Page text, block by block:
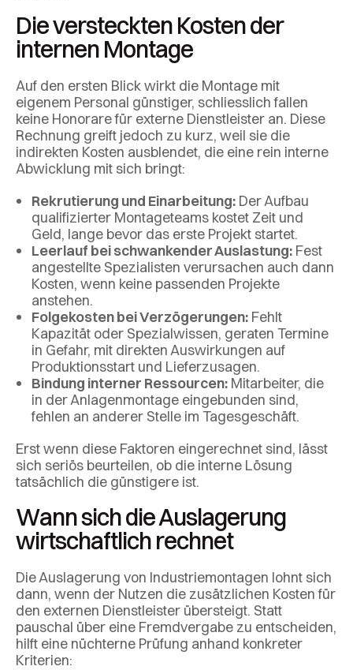
Die versteckten Kosten der
internen Montage
Auf den ersten Blick wirkt die Montage mit
eigenem Personal günstiger, schliesslich fallen
keine Honorare für externe Dienstleister an. Diese
Rechnung greift jedoch zu kurz, weil sie die
indirekten Kosten ausblendet, die eine rein interne
Abwicklung mit sich bringt:
Rekrutierung und Einarbeitung: Der Aufbau
qualifizierter Montageteams kostet Zeit und
Geld, lange bevor das erste Projekt startet.
Leerlauf bei schwankender Auslastung: Fest
angestellte Spezialisten verursachen auch dann
Kosten, wenn keine passenden Projekte
anstehen.
Folgekosten bei Verzögerungen: Fehlt
Kapazität oder Spezialwissen, geraten Termine
in Gefahr, mit direkten Auswirkungen auf
Produktionsstart und Lieferzusagen.
Bindung interner Ressourcen: Mitarbeiter, die
in der Anlagenmontage eingebunden sind,
fehlen an anderer Stelle im Tagesgeschäft.
Erst wenn diese Faktoren eingerechnet sind, lässt
sich seriös beurteilen, ob die interne Lösung
tatsächlich die günstigere ist.
Wann sich die Auslagerung
wirtschaftlich rechnet
Die Auslagerung von Industriemontagen lohnt sich
dann, wenn der Nutzen die zusätzlichen Kosten für
den externen Dienstleister übersteigt. Statt
pauschal über eine Fremdvergabe zu entscheiden,
hilft eine nüchterne Prüfung anhand konkreter
Kriterien: